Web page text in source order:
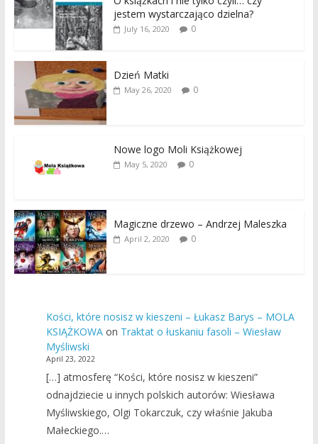
jestem wystarczająco dzielna?
July 16, 2020 0
Dzień Matki
May 26, 2020 0
Nowe logo Moli Książkowej
May 5, 2020 0
Magiczne drzewo – Andrzej Maleszka
April 2, 2020 0
Kości, które nosisz w kieszeni – Łukasz Barys – MOLA
KSIĄŻKOWA on Traktat o łuskaniu fasoli – Wiesław
Myśliwski
April 23, 2022
[…] atmosferę “Kości, które nosisz w kieszeni”
odnajdziecie u innych polskich autorów: Wiesława
Myśliwskiego, Olgi Tokarczuk, czy właśnie Jakuba
Małeckiego.…